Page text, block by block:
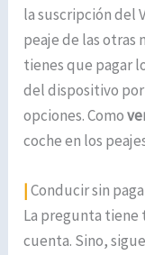
la suscripción del
peaje de las otras
tienes que pagar
del dispositivo
opciones. Como
coche en los
|Conducir sin
La pregunta tiene
cuenta. Sino,